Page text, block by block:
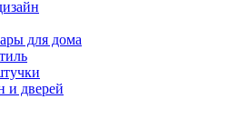
для дома
и дверей